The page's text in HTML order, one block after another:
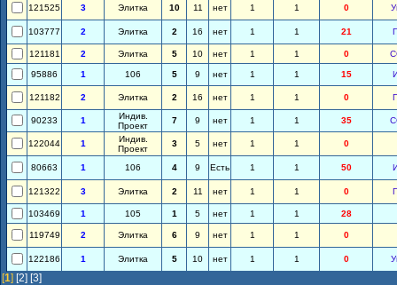
121525 3 Элитка 10 11 нет 1 1 0
103777 2 Элитка 2 16 нет 1 1 21
121181 2 Элитка 5 10 нет 1 1 0
95886 1 106 5 9 нет 1 1 15
121182 2 Элитка 2 16 нет 1 1 0
90233 1
Индив.
Проект
7 9 нет 1 1 35
122044 1
Индив.
Проект
3 5 нет 1 1 0
80663 1 106 4 9 Есть 1 1 50
121322 3 Элитка 2 11 нет 1 1 0
103469 1 105 1 5 нет 1 1 28
119749 2 Элитка 6 9 нет 1 1 0
122186 1 Элитка 5 10 нет 1 1 0
[1] [2] [3]